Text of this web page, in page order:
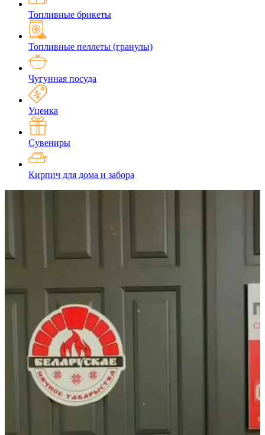
Топливные брикеты
Топливные пеллеты (гранулы)
Чугунная посуда
Уценка
Сувениры
Кирпич для дома и забора